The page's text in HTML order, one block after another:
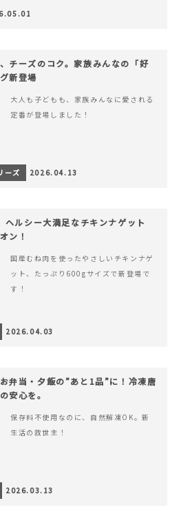
んで仕上げました。 様々なシーンでお召
チーズのコク。家族みんなの「好
新登場
大人も子どもも、家族みんなに愛される
定番が登場しました！
ーズ 2026.04.13
ヘルシー大満足なチキンナゲット
ン！
国産むね肉を使ったやさしいチキンナゲ
ット、たっぷり600gサイズで新登場で
す！
2026.04.03
弁当・夕飯の”あと1品”に！冷凍唐
安心を。
保存料不使用なのに、自然解凍OK。新
生活の救世主！
2026.03.13